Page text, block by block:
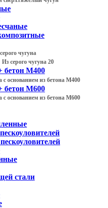
чугуна
Из серого чугуна 20
М400
с основанием из бетона М400
М600
с основанием из бетона М600
стали